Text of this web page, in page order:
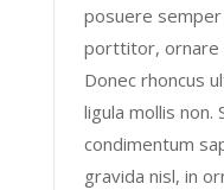
posuere
porttitor, ornare
Donec rhoncus
ligula mollis non.
condimentum
gravida nisl, in